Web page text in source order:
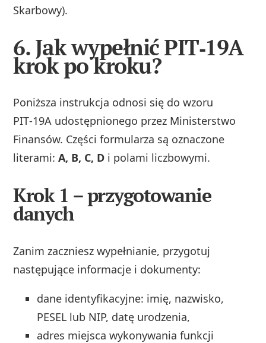
Skarbowy).
6. Jak wypełnić PIT‑19A
krok po kroku?
Poniższa instrukcja odnosi się do wzoru
PIT‑19A udostępnionego przez Ministerstwo
Finansów. Części formularza są oznaczone
literami:A, B, C, D i polami liczbowymi.
Krok 1 – przygotowanie
danych
Zanim zaczniesz wypełnianie, przygotuj
następujące informacje i dokumenty:
dane identyfikacyjne: imię, nazwisko,
PESEL lub NIP, datę urodzenia,
adres miejsca wykonywania funkcji